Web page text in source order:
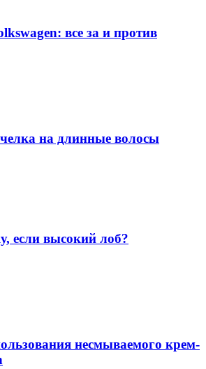
все за и против
на длинные волосы
если высокий лоб?
несмываемого крем-